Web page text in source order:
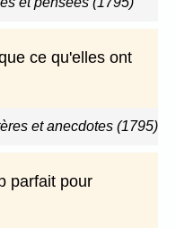
ce qu'elles ont
et anecdotes (1795)
parfait pour